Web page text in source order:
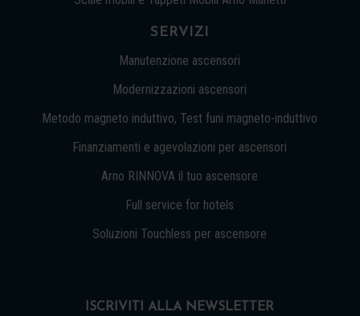
SERVIZI
Manutenzione ascensori
Modernizzazioni ascensori
Metodo magneto induttivo, Test funi magneto-induttivo
Finanziamenti e agevolazioni per ascensori
Arno RINNOVA il tuo ascensore
Full service for hotels
Soluzioni Touchless per ascensore
ISCRIVITI ALLA NEWSLETTER